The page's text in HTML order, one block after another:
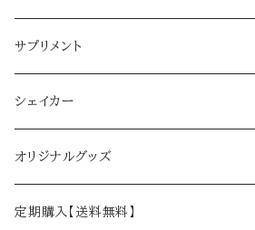
サプリメント
シェイカー
オリジナルグッズ
定期購入【送料無料】